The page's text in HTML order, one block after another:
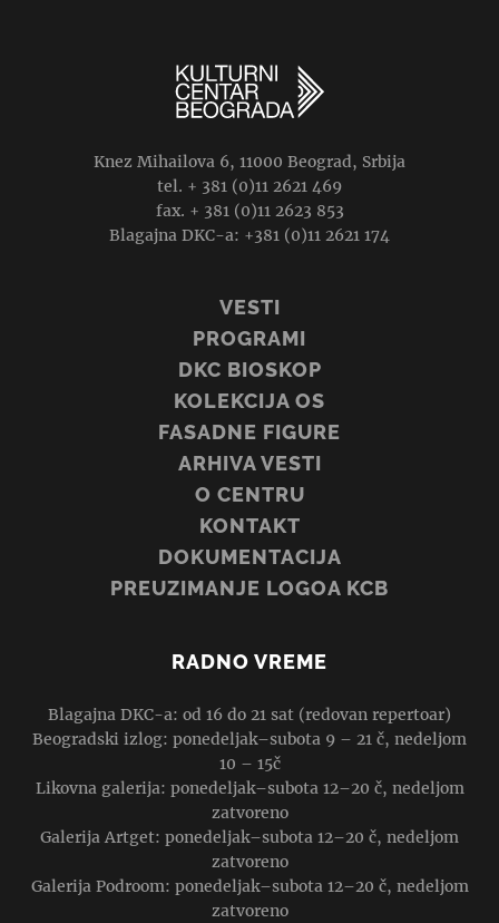
Knez Mihailova 6, 11000 Beograd, Srbija
tel. + 381 (0)11 2621 469
fax. + 381 (0)11 2623 853
Blagajna DKC-a: +381 (0)11 2621 174
VESTI
PROGRAMI
DKC BIOSKOP
KOLEKCIJA OS
FASADNE FIGURE
ARHIVA VESTI
O CENTRU
KONTAKT
DOKUMENTACIJA
PREUZIMANJE LOGOA KCB
RADNO VREME
Blagajna DKC-a: od 16 do 21 sat (redovan repertoar)
Beogradski izlog: ponedeljak–subota 9 – 21 č, nedeljom
10 – 15č
Likovna galerija: ponedeljak–subota 12–20 č, nedeljom
zatvoreno
Galerija Artget: ponedeljak–subota 12–20 č, nedeljom
zatvoreno
Galerija Podroom: ponedeljak–subota 12–20 č, nedeljom
zatvoreno